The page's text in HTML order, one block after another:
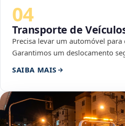
04
Transporte de
Precisa levar um automóvel para
Garantimos um deslocamento
SAIBA MAIS